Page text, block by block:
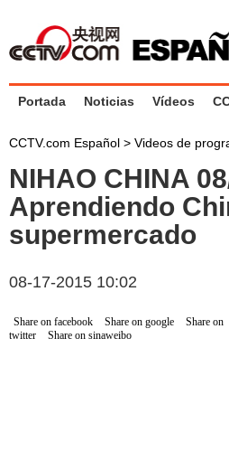
Portada Noticias Vídeos
CCTV.com Español > Videos de
NIHAO CHINA
Aprendiendo
supermercado
08-17-2015 10:02
Share on facebook Share on google
Share on
twitter
Share on sinaweibo